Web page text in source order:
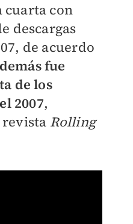
cuarta con
descargas
de acuerdo
fue
de los
2007,
Rolling